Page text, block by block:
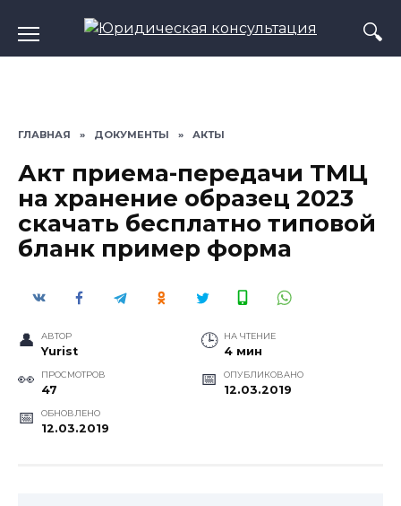
содержанию
ГЛАВНАЯ » ДОКУМЕНТЫ » АКТЫ
Акт приема-передачи ТМЦ
на хранение образец 2023
скачать бесплатно типовой
бланк пример форма
АВТОР
Yurist
НА ЧТЕНИЕ
4 мин
ПРОСМОТРОВ
47
ОПУБЛИКОВАНО
12.03.2019
ОБНОВЛЕНО
12.03.2019